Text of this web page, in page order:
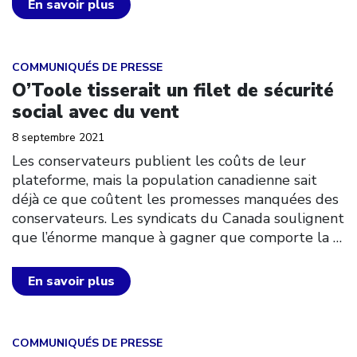
En savoir plus
COMMUNIQUÉS DE PRESSE
O’Toole tisserait un filet de sécurité
social avec du vent
8 septembre 2021
Les conservateurs publient les coûts de leur
plateforme, mais la population canadienne sait
déjà ce que coûtent les promesses manquées des
conservateurs. Les syndicats du Canada soulignent
que l’énorme manque à gagner que comporte la …
En savoir plus
Click to open the link
COMMUNIQUÉS DE PRESSE
Click to open the link